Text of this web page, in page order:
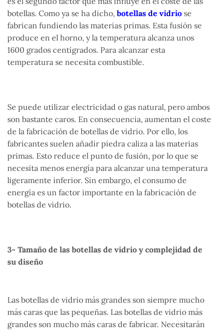
botellas. Como ya se ha dicho, botellas de vidrio se
fabrican fundiendo las materias primas. Esta fusión se
produce en el horno, y la temperatura alcanza unos
1600 grados centígrados. Para alcanzar esta
temperatura se necesita combustible.
Se puede utilizar electricidad o gas natural, pero ambos
son bastante caros. En consecuencia, aumentan el coste
de la fabricación de botellas de vidrio. Por ello, los
fabricantes suelen añadir piedra caliza a las materias
primas. Esto reduce el punto de fusión, por lo que se
necesita menos energía para alcanzar una temperatura
ligeramente inferior. Sin embargo, el consumo de
energía es un factor importante en la fabricación de
botellas de vidrio.
3- Tamaño de las botellas de vidrio y complejidad de
su diseño
Las botellas de vidrio más grandes son siempre mucho
más caras que las pequeñas. Las botellas de vidrio más
grandes son mucho más caras de fabricar. Necesitarán